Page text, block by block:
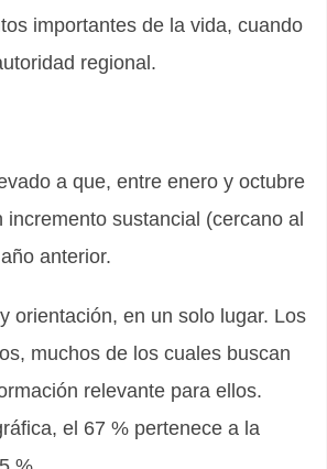
importantes de la vida, cuando
regional.
a que, entre enero y octubre
sustancial (cercano al
anterior.
orientación, en un solo lugar. Los
muchos de los cuales buscan
relevante para ellos.
el 67 % pertenece a la